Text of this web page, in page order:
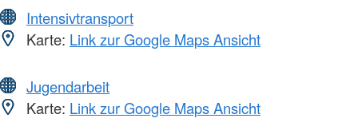
Intensivtransport
Karte: Link zur Google Maps Ansicht
Jugendarbeit
Karte: Link zur Google Maps Ansicht